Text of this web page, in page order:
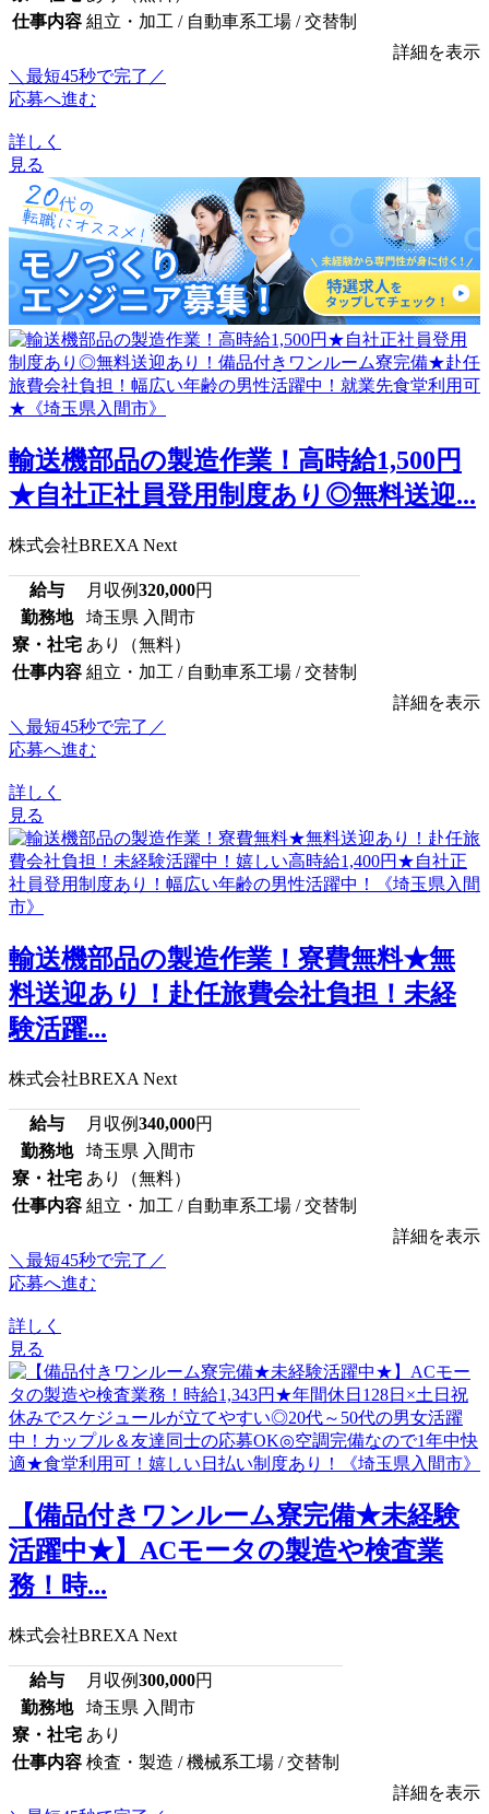
仕事内容 組立・加工 / 自動車系工場 / 交替制
詳細を表示
＼最短45秒で完了／
応募へ進む
詳しく
見る
輸送機部品の製造作業！高時給1,500円
★自社正社員登用制度あり◎無料送迎...
株式会社BREXA Next
給与 月収例320,000円
勤務地
埼玉県 入間市
寮・社宅 あり（無料）
仕事内容 組立・加工 / 自動車系工場 / 交替制
詳細を表示
＼最短45秒で完了／
応募へ進む
詳しく
見る
輸送機部品の製造作業！寮費無料★無
料送迎あり！赴任旅費会社負担！未経
験活躍...
株式会社BREXA Next
給与 月収例340,000円
勤務地
埼玉県 入間市
寮・社宅 あり（無料）
仕事内容 組立・加工 / 自動車系工場 / 交替制
詳細を表示
＼最短45秒で完了／
応募へ進む
詳しく
見る
【備品付きワンルーム寮完備★未経験
活躍中★】ACモータの製造や検査業
務！時...
株式会社BREXA Next
給与 月収例300,000円
勤務地
埼玉県 入間市
寮・社宅 あり
仕事内容 検査・製造 / 機械系工場 / 交替制
詳細を表示